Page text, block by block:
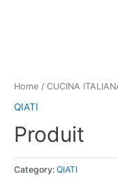
Home / CUCINA
QIATI
Produit
Category: QIATI